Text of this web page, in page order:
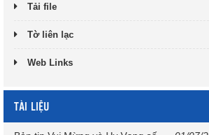
Tải file
Tờ liên lạc
Web Links
TÀI LIỆU